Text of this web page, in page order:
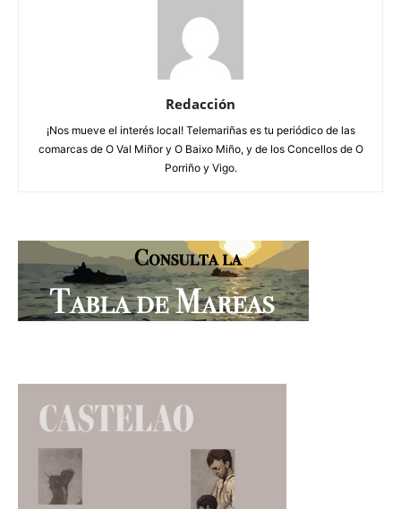
Redacción
¡Nos mueve el interés local! Telemariñas es tu periódico de las
comarcas de O Val Miñor y O Baixo Miño, y de los Concellos de O
Porriño y Vigo.